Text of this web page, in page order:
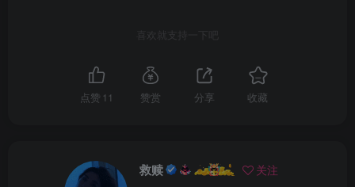
喜欢就支持一下吧
点赞 11 赞赏 分享 收藏
救赎 关注